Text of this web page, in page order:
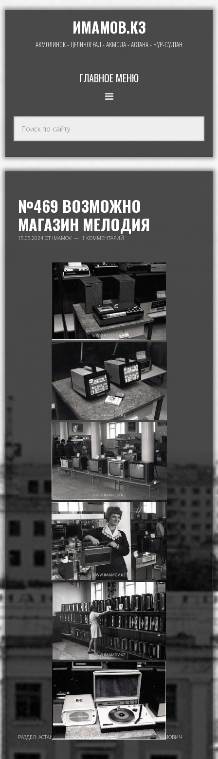
ИМАМОВ.КЗ
АКМОЛИНСК - ЦЕЛИНОГРАД - АКМОЛА - АСТАНА - НУР-СУЛТАН
ГЛАВНОЕ МЕНЮ
№469 ВОЗМОЖНО
МАГАЗИН МЕЛОДИЯ
15.05.2024 ОТ IMAMOV 1 КОММЕНТАРИЙ
РАЗДЕЛ:АСТАНА - ЦЕЛИНОГРАД,ИМАМОВ НУРМУХАМАТ ИМАМОВИЧ